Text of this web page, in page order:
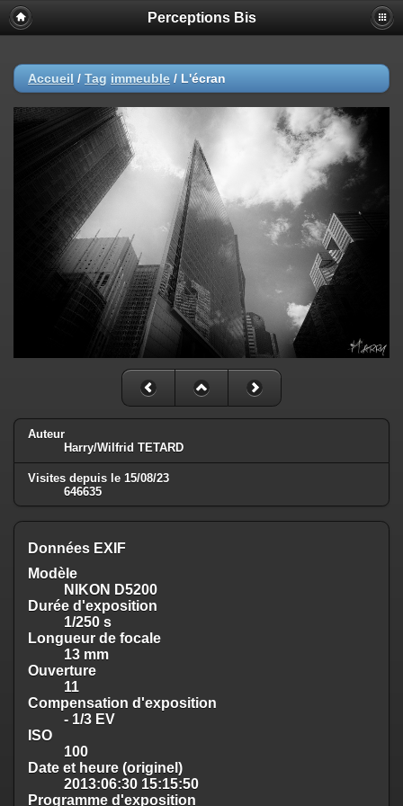
Perceptions Bis
Accueil / Tag immeuble / L'écran
Auteur
Harry/Wilfrid TETARD
Visites depuis le 15/08/23
646635
Données EXIF
Modèle
NIKON D5200
Durée d'exposition
1/250 s
Longueur de focale
13 mm
Ouverture
11
Compensation d'exposition
- 1/3 EV
ISO
100
Date et heure (originel)
2013:06:30 15:15:50
Programme d'exposition